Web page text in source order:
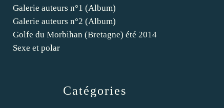
Catégories
Galerie auteurs n°1 (Album)
Galerie auteurs n°2 (Album)
Golfe du Morbihan (Bretagne) été 2014
Sexe et polar